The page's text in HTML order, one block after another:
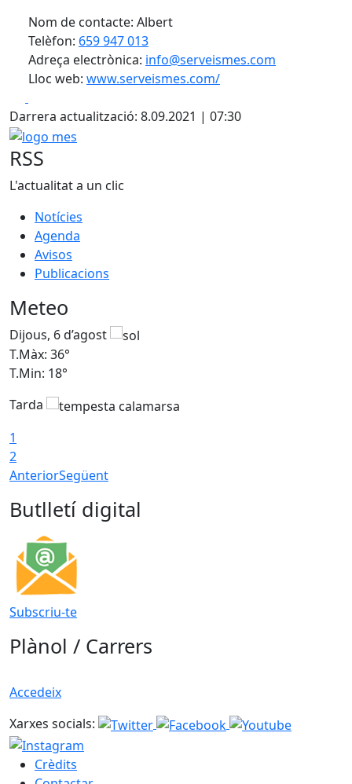
Nom de contacte: Albert
Telèfon: 659 947 013
Adreça electrònica: info@serveismes.com
Lloc web: www.serveismes.com/
Darrera actualització: 8.09.2021 | 07:30
logo mes
RSS
L'actualitat a un clic
Notícies
Agenda
Avisos
Publicacions
Meteo
Dijous, 6 d’agost
T.Màx: 36°
T.Min: 18°
Tarda
1
2
AnteriorSegüent
Butlletí digital
Subscriu-te
Plànol / Carrers
Accedeix
Xarxes socials:
Crèdits